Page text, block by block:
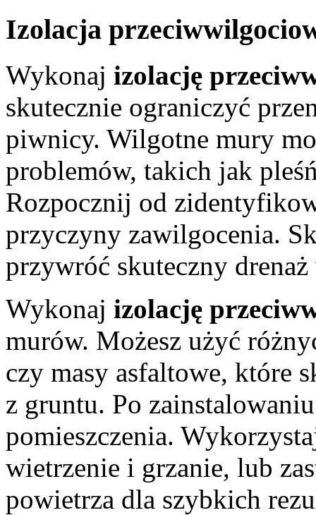
Izolacja
Wykonaj izolację
skutecznie ograniczyć
piwnicy. Wilgotne mury
problemów, takich jak
Rozpocznij od
przyczyny zawilgocenia.
przywróć skuteczny
Wykonaj izolację
murów. Możesz użyć
czy masy asfaltowe, które
z gruntu. Po
pomieszczenia.
wietrzenie i grzanie, lub
powietrza dla szybkich